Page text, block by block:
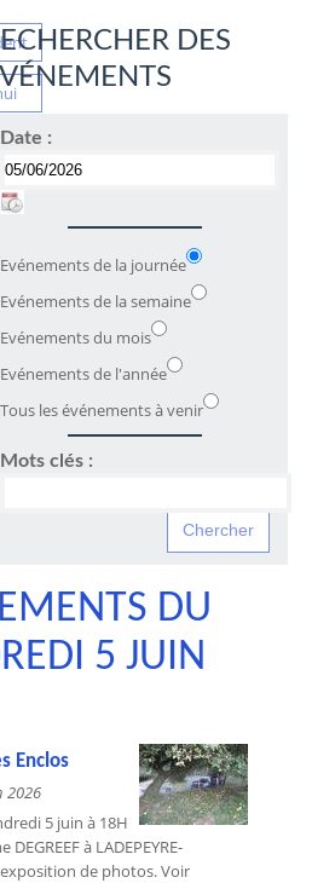
DES
Date :
Evénements de la journée
Evénements de la semaine
Evénements du mois
Evénements de l'année
Tous les événements à venir
Mots clés :
DU
5 JUIN
Enclos
2026
5 juin à 18H
à LADEPEYRE-
de photos. Voir